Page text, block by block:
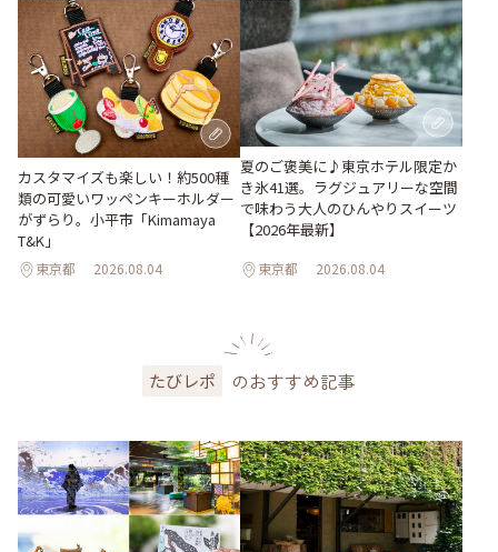
カスタマイズも楽しい！約500種
類の可愛いワッペンキーホルダー
がずらり。小平市「Kimamaya
T&K」
東京都 2026.08.04
夏のご褒美に♪東京ホテル限定か
き氷41選。ラグジュアリーな空間
で味わう大人のひんやりスイーツ
【2026年最新】
東京都 2026.08.04
たびレポ のおすすめ記事